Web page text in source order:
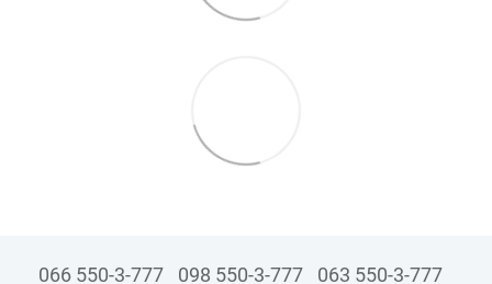
066 550-3-777 098 550-3-777 063 550-3-777